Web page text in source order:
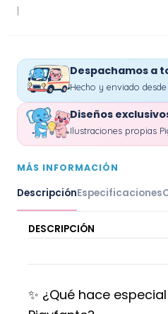
|
Despachamos a
Hecho y enviado desde
Diseños
Ilustraciones propias
MÁS INFORMACIÓN
DescripciónEspecificaciones
DESCRIPCIÓN
✨ ¿Qué hace